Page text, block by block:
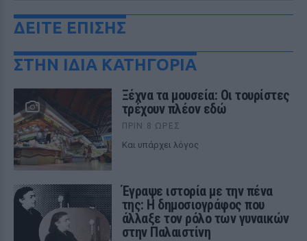
ΔΕΙΤΕ ΕΠΙΣΗΣ
ΣΤΗΝ ΙΔΙΑ ΚΑΤΗΓΟΡΙΑ
Ξέχνα τα μουσεία: Οι τουρίστες
τρέχουν πλέον εδώ
ΠΡΙΝ 8 ΏΡΕΣ
Και υπάρχει λόγος
Έγραψε ιστορία με την πένα
της: Η δημοσιογράφος που
άλλαξε τον ρόλο των γυναικών
στην Παλαιστίνη